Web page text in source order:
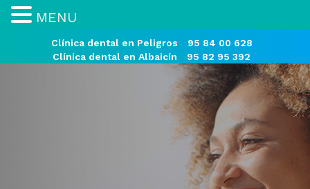
Clínica dental en Peligros
95 84 00 628
Clínica dental en Albaicín
95 82 95 392
MENU